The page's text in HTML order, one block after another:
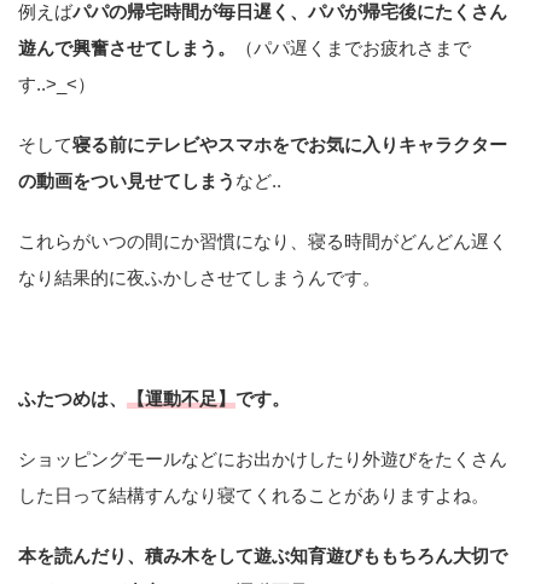
例えばパパの帰宅時間が毎日遅く、パパが帰宅後にたくさん
遊んで興奮させてしまう。
（パパ遅くまでお疲れさまで
す..>_<）
そして寝る前にテレビやスマホをでお気に入りキャラクター
の動画をつい見せてしまう など..
これらがいつの間にか習慣になり、寝る時間がどんどん遅く
なり結果的に夜ふかしさせてしまうんです。
ふたつめは、 【運動不足】です。
ショッピングモールなどにお出かけしたり外遊びをたくさん
した日って結構すんなり寝てくれることがありますよね。
本を読んだり、積み木をして遊ぶ知育遊びももちろん大切で